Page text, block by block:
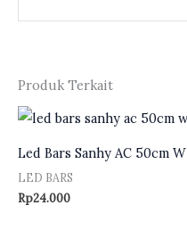
Produk Terkait
Led Bars Sanhy AC 50cm W
LED BARS
Rp24.000